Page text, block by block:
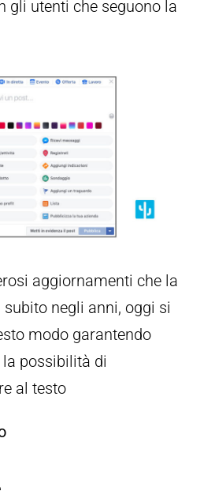
gli utenti che seguono la
aggiornamenti che la
negli anni, oggi si
modo garantendo
possibilità di
al testo